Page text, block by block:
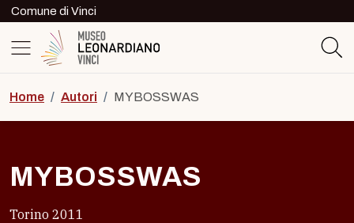
Skip to content
Comune di Vinci
Home / Autori / MYBOSSWAS
MYBOSSWAS
Torino 2011